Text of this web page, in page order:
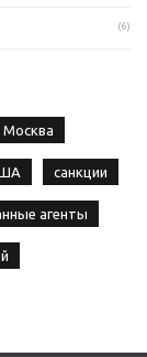
(6)
Москва
санкции
агенты